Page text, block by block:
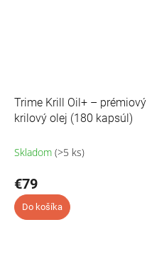
Trime Krill Oil+ – prémiový
krilový olej (180 kapsúl)
Skladom (>5 ks)
€79
Do košíka